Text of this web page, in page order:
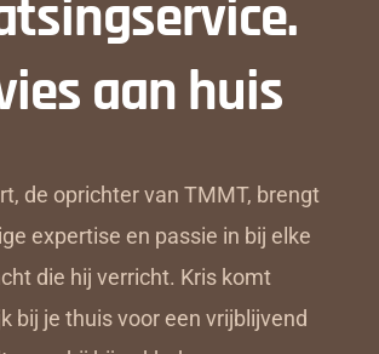
aan huis
de oprichter van TMMT, brengt
expertise en passie in bij elke
die hij verricht. Kris komt
bij je thuis voor een vrijblijvend